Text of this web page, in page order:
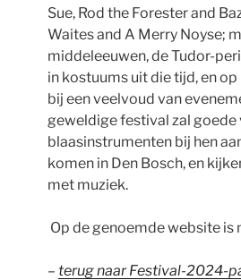
Sue, Rod the Forester and
Waites and A Merry Noyse;
middeleeuwen, de Tudor-
in kostuums uit die tijd, en
bij een veelvoud van
geweldige festival zal goede
blaasinstrumenten bij hen
komen in Den Bosch, en
met muziek.
Op de genoemde website is
– terug naar Festival-2024-